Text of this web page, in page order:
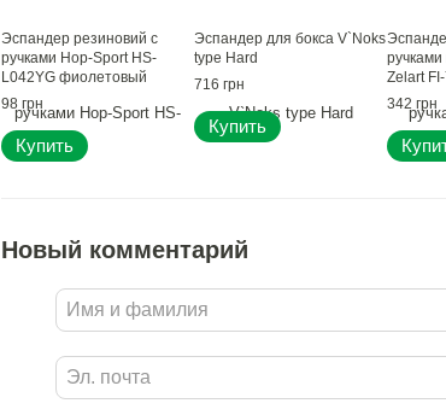
Эспандер резиновий с
ручками Hop-Sport HS-
L042YG фиолетовый
98 грн
Купить
Эспандер для бокса V`Noks
type Hard
716 грн
Купить
Zelart
342 грн
Новый комментарий